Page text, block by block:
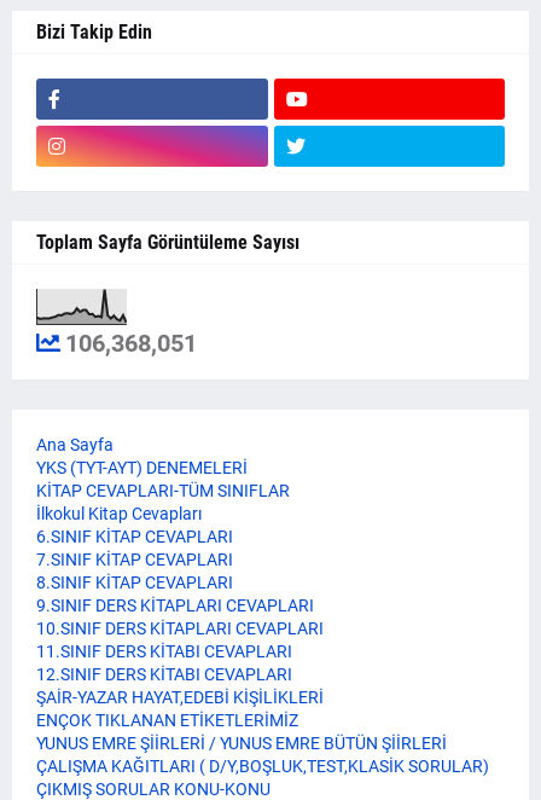
Bizi Takip Edin
Toplam Sayfa Görüntüleme Sayısı
106,368,051
Ana Sayfa
YKS (TYT-AYT) DENEMELERİ
KİTAP CEVAPLARI-TÜM SINIFLAR
İlkokul Kitap Cevapları
6.SINIF KİTAP CEVAPLARI
7.SINIF KİTAP CEVAPLARI
8.SINIF KİTAP CEVAPLARI
9.SINIF DERS KİTAPLARI CEVAPLARI
10.SINIF DERS KİTAPLARI CEVAPLARI
11.SINIF DERS KİTABI CEVAPLARI
12.SINIF DERS KİTABI CEVAPLARI
ŞAİR-YAZAR HAYAT,EDEBİ KİŞİLİKLERİ
ENÇOK TIKLANAN ETİKETLERİMİZ
YUNUS EMRE ŞİİRLERİ / YUNUS EMRE BÜTÜN ŞİİRLERİ
ÇALIŞMA KAĞITLARI ( D/Y,BOŞLUK,TEST,KLASİK SORULAR)
ÇIKMIŞ SORULAR KONU-KONU